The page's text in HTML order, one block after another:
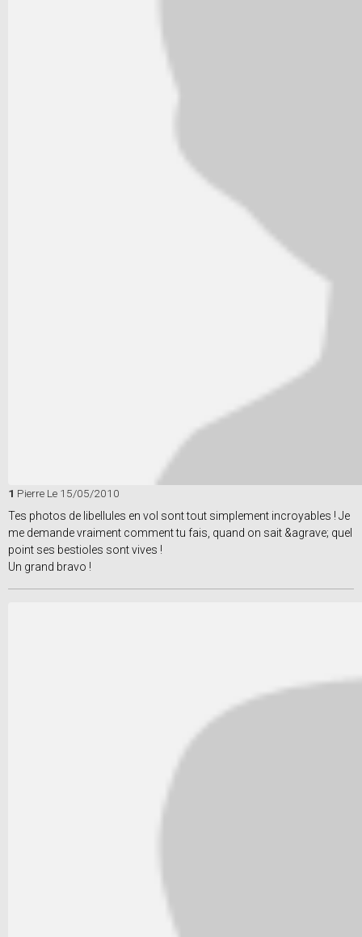
1 Pierre Le 15/05/2010
Tes photos de libellules en vol sont tout simplement incroyables ! Je
me demande vraiment comment tu fais, quand on sait &agrave; quel
point ses bestioles sont vives !
Un grand bravo !